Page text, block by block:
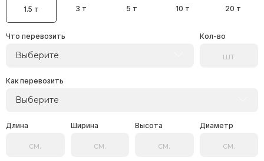
1.5 т 3 т 5 т 10 т 20 т
Что перевозить
Выберите
Кол-во
Как перевозить
Выберите
Длина Ширина Высота Диаметр